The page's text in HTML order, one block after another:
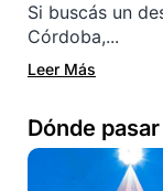
Si buscás un
Córdoba,...
Leer Más
Dónde